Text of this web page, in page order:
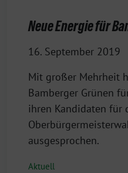
Neue Energie für
16. September 2019
Mit großer Mehrheit
Bamberger Grünen
ihren Kandidaten für
ausgesprochen.
Aktuell